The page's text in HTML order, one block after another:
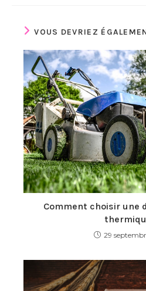
VOUS DEVRIEZ
Comment choisir une
29